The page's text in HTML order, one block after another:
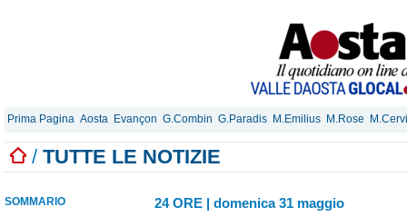
Prima Pagina Aosta Evançon G.Combin G.Paradis M.Emilius M.Rose
/ TUTTE LE NOTIZIE
SOMMARIO 24 ORE | domenica 31 maggio